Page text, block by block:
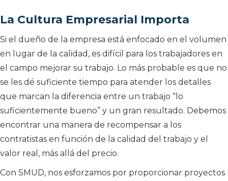
La Cultura Empresarial Importa
Si el dueño de la empresa está enfocado en el volumen
en lugar de la calidad, es difícil para los trabajadores en
el campo mejorar su trabajo. Lo más probable es que no
se les dé suficiente tiempo para atender los detalles
que marcan la diferencia entre un trabajo “lo
suficientemente bueno” y un gran resultado. Debemos
encontrar una manera de recompensar a los
contratistas en función de la calidad del trabajo y el
valor real, más allá del precio.
Con SMUD, nos esforzamos por proporcionar proyectos